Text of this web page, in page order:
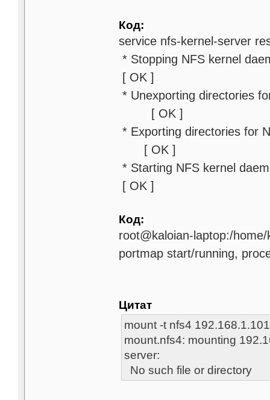
Код:
service nfs-kernel-server
*
[ OK ]
* Unexporting
[ OK ]
* Exporting
[ OK ]
* Starting
[ OK ]
Код:
root@kaloian-laptop:/
portmap start/running,
Цитат
mount -t nfs4
mount.nfs4: mounting
server:
No such file or directory